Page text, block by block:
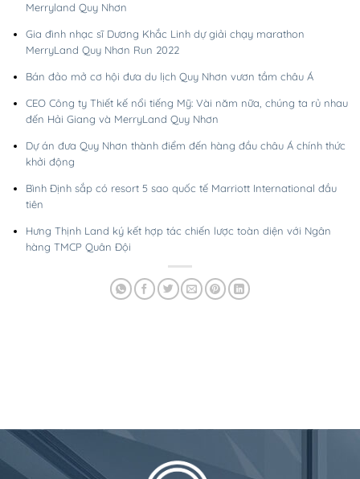
Merryland Quy Nhơn
Gia đình nhạc sĩ Dương Khắc Linh dự giải chạy marathon
MerryLand Quy Nhơn Run 2022
Bán đảo mở cơ hội đưa du lịch Quy Nhơn vươn tầm châu Á
CEO Công ty Thiết kế nổi tiếng Mỹ: Vài năm nữa, chúng ta rủ nhau
đến Hải Giang và MerryLand Quy Nhơn
Dự án đưa Quy Nhơn thành điểm đến hàng đầu châu Á chính thức
khởi động
Bình Định sắp có resort 5 sao quốc tế Marriott International đầu
tiên
Hưng Thịnh Land ký kết hợp tác chiến lược toàn diện với Ngân
hàng TMCP Quân Đội